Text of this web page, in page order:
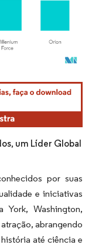
conforme CC BY 4.0.
um Líder Global
por suas
e iniciativas
York, Washington,
abrangendo
até ciência e